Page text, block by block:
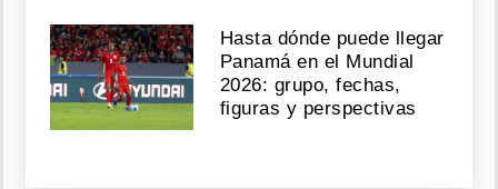
Hasta dónde puede llegar
Panamá en el Mundial
2026: grupo, fechas,
figuras y perspectivas